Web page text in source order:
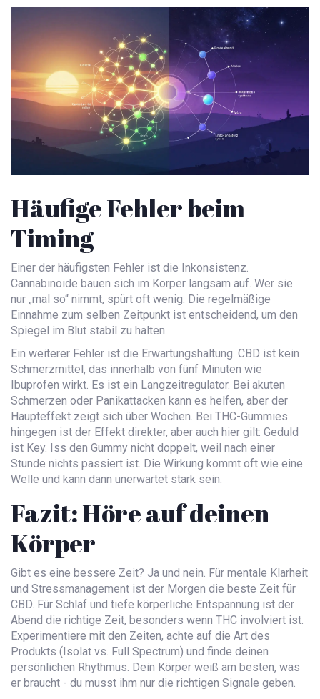
Häufige Fehler beim
Timing
Einer der häufigsten Fehler ist die Inkonsistenz.
Cannabinoide bauen sich im Körper langsam auf. Wer sie
nur „mal so“ nimmt, spürt oft wenig. Die regelmäßige
Einnahme zum selben Zeitpunkt ist entscheidend, um den
Spiegel im Blut stabil zu halten.
Ein weiterer Fehler ist die Erwartungshaltung. CBD ist kein
Schmerzmittel, das innerhalb von fünf Minuten wie
Ibuprofen wirkt. Es ist ein Langzeitregulator. Bei akuten
Schmerzen oder Panikattacken kann es helfen, aber der
Haupteffekt zeigt sich über Wochen. Bei THC-Gummies
hingegen ist der Effekt direkter, aber auch hier gilt: Geduld
ist Key. Iss den Gummy nicht doppelt, weil nach einer
Stunde nichts passiert ist. Die Wirkung kommt oft wie eine
Welle und kann dann unerwartet stark sein.
Fazit: Höre auf deinen
Körper
Gibt es eine bessere Zeit? Ja und nein. Für mentale Klarheit
und Stressmanagement ist der Morgen die beste Zeit für
CBD. Für Schlaf und tiefe körperliche Entspannung ist der
Abend die richtige Zeit, besonders wenn THC involviert ist.
Experimentiere mit den Zeiten, achte auf die Art des
Produkts (Isolat vs. Full Spectrum) und finde deinen
persönlichen Rhythmus. Dein Körper weiß am besten, was
er braucht - du musst ihm nur die richtigen Signale geben.